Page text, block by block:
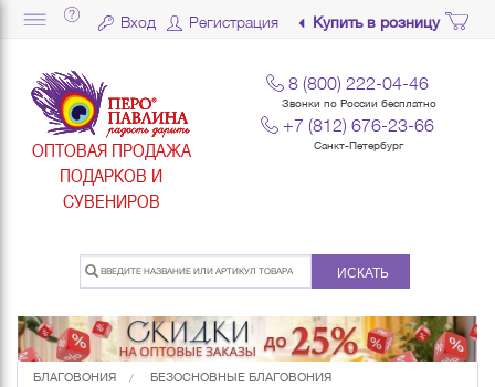
Вход Регистрация Купить в розницу
ОПТОВАЯ ПРОДАЖА
ПОДАРКОВ И
СУВЕНИРОВ
8 (800) 222-04-46
Звонки по России бесплатно
+7 (812) 676-23-66
Санкт-Петербург
ИСКАТЬ
БЛАГОВОНИЯ
БЕЗОСНОВНЫЕ БЛАГОВОНИЯ